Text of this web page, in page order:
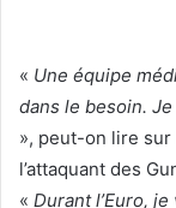
« Une équipe
dans le besoin. Je
», peut-on lire
l’attaquant des
« Durant l’Euro,